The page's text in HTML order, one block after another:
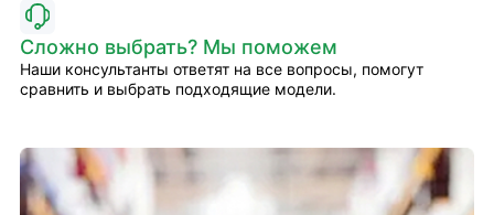
Сложно выбрать? Мы поможем
Наши консультанты ответят на все вопросы, помогут
сравнить и выбрать подходящие модели.